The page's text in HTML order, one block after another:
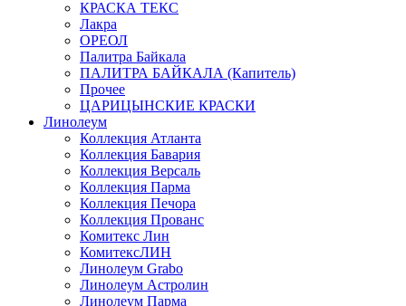
КРАСКА ТЕКС
Лакра
ОРЕОЛ
Палитра Байкала
ПАЛИТРА БАЙКАЛА (Капитель)
Прочее
ЦАРИЦЫНСКИЕ КРАСКИ
Линолеум
Коллекция Атланта
Коллекция Бавария
Коллекция Версаль
Коллекция Парма
Коллекция Печора
Коллекция Прованс
Комитекс Лин
КомитексЛИН
Линолеум Grabo
Линолеум Астролин
Линолеум Парма